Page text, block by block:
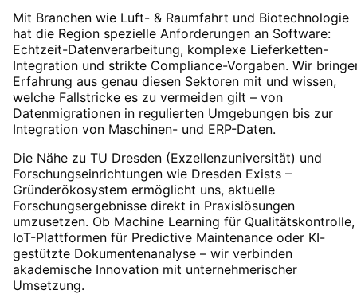
Mit Branchen wie Luft- & Raumfahrt und Biotechnologie
hat die Region spezielle Anforderungen an Software:
Echtzeit-Datenverarbeitung, komplexe Lieferketten-
Integration und strikte Compliance-Vorgaben. Wir
Erfahrung aus genau diesen Sektoren mit und wissen,
welche Fallstricke es zu vermeiden gilt – von
Datenmigrationen in regulierten Umgebungen bis zur
Integration von Maschinen- und ERP-Daten.
Die Nähe zu TU Dresden (Exzellenzuniversität) und
Forschungseinrichtungen wie Dresden Exists –
Gründerökosystem ermöglicht uns, aktuelle
Forschungsergebnisse direkt in Praxislösungen
umzusetzen. Ob Machine Learning für Qualitätskontrolle,
IoT-Plattformen für Predictive Maintenance oder KI-
gestützte Dokumentenanalyse – wir verbinden
akademische Innovation mit unternehmerischer
Umsetzung.